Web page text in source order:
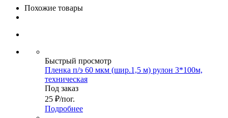
Похожие товары
Быстрый просмотр
Пленка п/э 60 мкм (шир.1,5 м) рулон 3*100м,
техническая
Под заказ
25 ₽/пог.
Подробнее